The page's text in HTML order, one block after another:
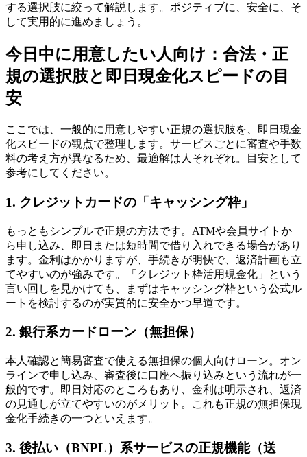
する選択肢に絞って解説します。ポジティブに、安全に、そ
して実用的に進めましょう。
今日中に用意したい人向け：合法・正
規の選択肢と即日現金化スピードの目
安
ここでは、一般的に用意しやすい正規の選択肢を、即日現金
化スピードの観点で整理します。サービスごとに審査や手数
料の考え方が異なるため、最適解は人それぞれ。目安として
参考にしてください。
1. クレジットカードの「キャッシング枠」
もっともシンプルで正規の方法です。ATMや会員サイトか
ら申し込み、即日または短時間で借り入れできる場合があり
ます。金利はかかりますが、手続きが明快で、返済計画も立
てやすいのが強みです。「クレジット枠活用現金化」という
言い回しを見かけても、まずはキャッシング枠という公式ル
ートを検討するのが実質的に安全かつ早道です。
2. 銀行系カードローン（無担保）
本人確認と簡易審査で使える無担保の個人向けローン。オン
ラインで申し込み、審査後に口座へ振り込みという流れが一
般的です。即日対応のところもあり、金利は明示され、返済
の見通しが立てやすいのがメリット。これも正規の無担保現
金化手続きの一つといえます。
3. 後払い（BNPL）系サービスの正規機能（送